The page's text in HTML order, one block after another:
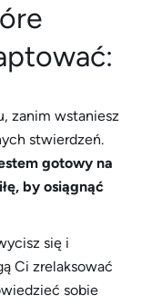
zanim wstaniesz
stwierdzeń.
gotowy na
by osiągnąć
się i
Ci zrelaksować
sobie